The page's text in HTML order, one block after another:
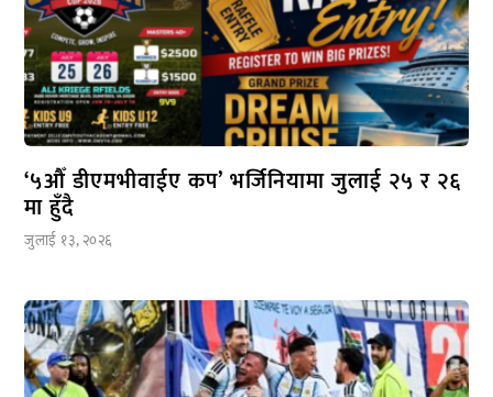
जुलाई १३, २०२६
‘५औँ डीएमभीवाईए कप’ भर्जिनियामा जुलाई २५ र २६
मा हुँदै